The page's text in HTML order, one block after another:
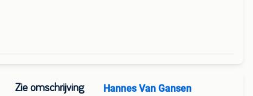
Zie omschrijving Hannes Van Gansen